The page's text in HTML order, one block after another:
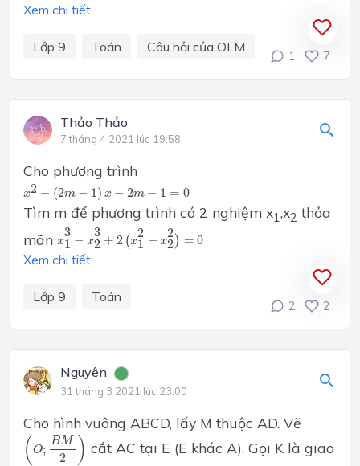
Xem chi tiết
Lớp 9 Toán Câu hỏi của OLM
1 7
Thảo Thảo
7 tháng 4 2021 lúc 19:58
Cho phương trình
x2 − (2m − 1) x − 2m − 1 = 0
2 2 x−
Tìm m để phương trình có 2 nghiệm x1,x2 thỏa
mãn x
3
1 − x
3
2 + 2 (x
2
1 − x
2
2) = 0
1 x2 x1 x2
Xem chi tiết
Lớp 9 Toán
2 2
Nguyên
31 tháng 3 2021 lúc 23:00
Cho hình vuông ABCD, lấy M thuộc AD. Vẽ
( O;
BM
2 )
O M2 )
cắt AC tại E (E khác A). Gọi K là giao